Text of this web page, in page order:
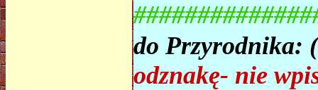
do Przyrodnika: (
odznakę- nie